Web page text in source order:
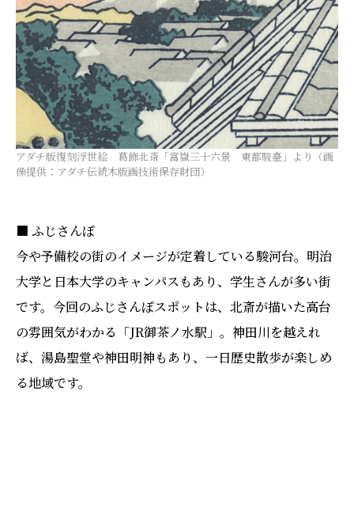
アダチ版復刻浮世絵 葛飾北斎「富嶽三十六景 東都駿臺」より（画
像提供：アダチ伝統木版画技術保存財団）
■ ふじさんぽ
今や予備校の街のイメージが定着している駿河台。明治
大学と日本大学のキャンパスもあり、学生さんが多い街
です。今回のふじさんぽスポットは、北斎が描いた高台
の雰囲気がわかる「JR御茶ノ水駅」。神田川を越えれ
ば、湯島聖堂や神田明神もあり、一日歴史散歩が楽しめ
る地域です。